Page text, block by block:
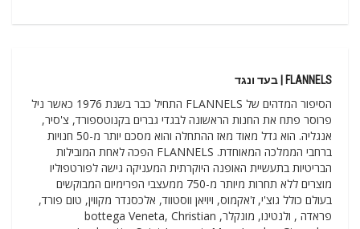
FLANNELS | בעד ונגד
הסיפור המדהים של FLANNELS התחיל כבר בשנת 1976 כאשר ניל
פרוסר פתח את החנות הראשונה לבגדי גברים בקנוטספורד, צ'סיר,
אנגליה. הוא גדל מאוד מאז ההתחלה והוא מסכם יותר מ-50 חנויות
ברחבי הממלכה המאוחדת. FLANNELS הפכה לאחת המובילות
הבריטיות בתעשיית האופנה היוקרתית המעניקה גישה לפורטפוליו
מוצרים ללא תחרות מיותר מ-750 ממעצבי הפרימיום המבוקשים
בעולם כולל גוצ'י, ז'אקמוס, ויויאן ווסטווד, אלכסנדר מקווין, טום פורד,
פראדה , ולנטינו, מונקלר, bottega Veneta, Christian